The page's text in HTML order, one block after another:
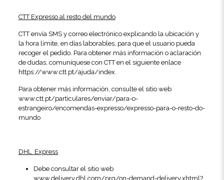
CTT Expresso al resto del mundo
CTT envía SMS y correo electrónico explicando la ubicación y
la hora límite, en días laborables, para que el usuario pueda
recoger el pedido. Para obtener más información o aclaración
de dudas, comuníquese con CTT en el siguiente enlace
https://www.ctt.pt/ajuda/index.
Para obtener más información, consulte el sitio web
www.ctt.pt/particulares/enviar/para-o-
estrangeiro/encomendas-expresso/expresso-para-o-resto-do-
mundo
DHL Express
Debe consultar el sitio web
www.delivery.dhl.com/prg/on-demand-delivery.xhtml?